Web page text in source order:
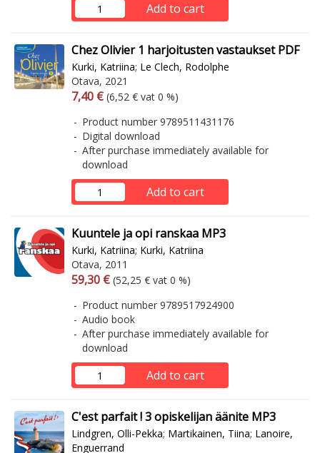
Add to cart
Chez Olivier 1 harjoitusten vastaukset PDF
Kurki, Katriina; Le Clech, Rodolphe
Otava, 2021
Arvonlisäverollinen hinta
7,40 € Excl. vat
(6,52 € vat 0 %)
Product number 9789511431176
Digital download
After purchase immediately available for
download
Add to cart
Kuuntele ja opi ranskaa MP3
Kurki, Katriina; Kurki, Katriina
Otava, 2011
Arvonlisäverollinen hinta
59,30 € Excl. vat
(52,25 € vat 0 %)
Product number 9789517924900
Audio book
After purchase immediately available for
download
Add to cart
C'est parfait ! 3 opiskelijan äänite MP3
Lindgren, Olli-Pekka; Martikainen, Tiina; Lanoire,
Enguerrand